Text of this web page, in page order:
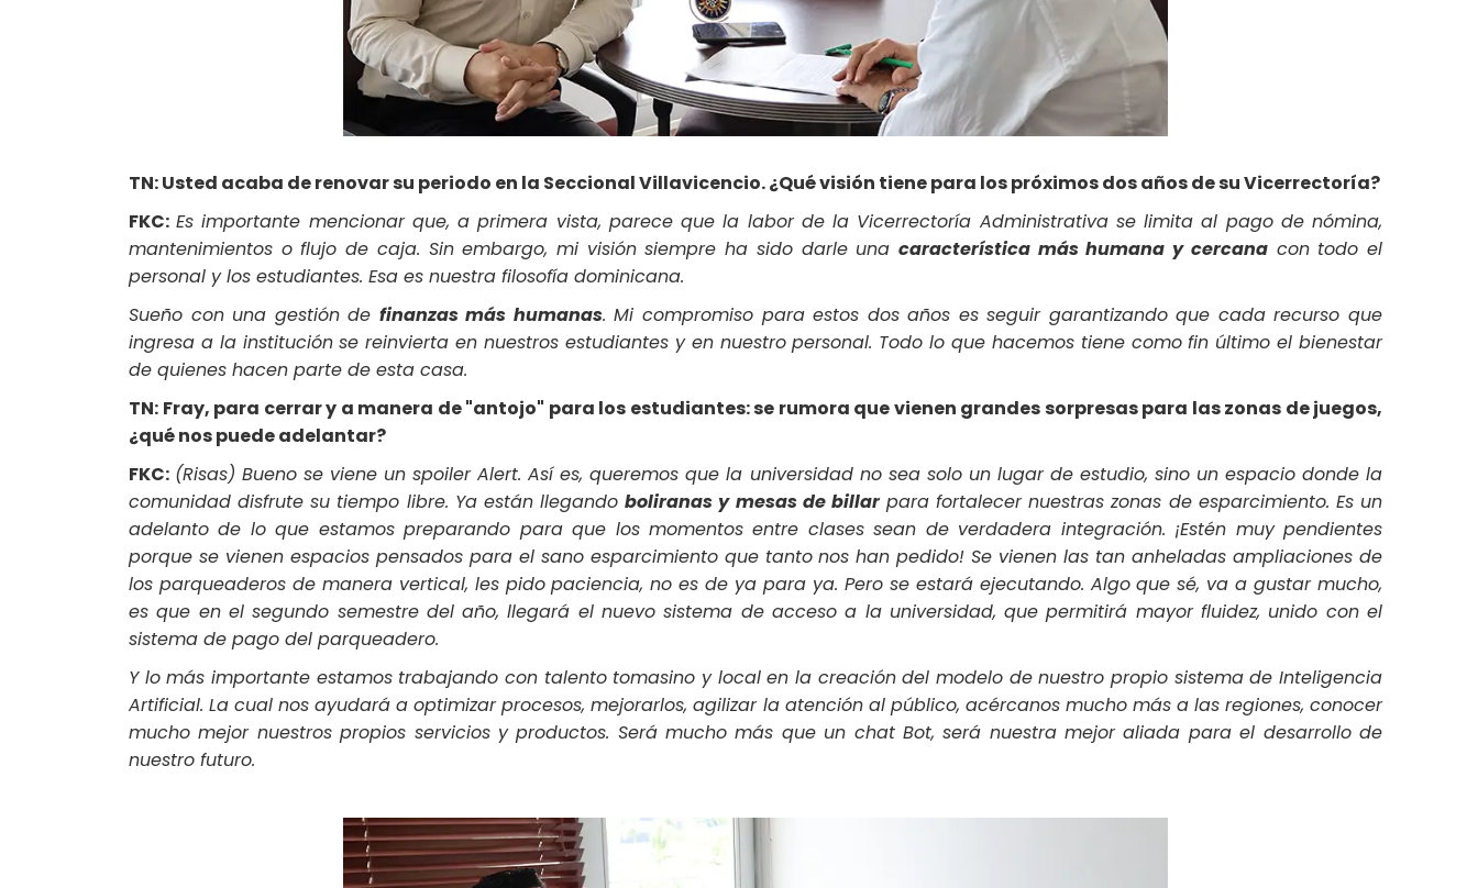
TN: Usted acaba de renovar su periodo en la Seccional Villavicencio. ¿Qué visión tiene para los próximos dos años de su Vicerrectoría?
FKC: Es importante mencionar que, a primera vista, parece que la labor de la Vicerrectoría Administrativa se limita al pago de nómina,
mantenimientos o flujo de caja. Sin embargo, mi visión siempre ha sido darle una característica más humana y cercanacon todo el
personal y los estudiantes. Esa es nuestra filosofía dominicana.
Sueño con una gestión de finanzas más humanas. Mi compromiso para estos dos años es seguir garantizando que cada recurso que
ingresa a la institución se reinvierta en nuestros estudiantes y en nuestro personal. Todo lo que hacemos tiene como fin último el bienestar
de quienes hacen parte de esta casa.
TN: Fray, para cerrar y a manera de "antojo" para los estudiantes: se rumora que vienen grandes sorpresas para las zonas de juegos,
¿qué nos puede adelantar?
FKC: (Risas) Bueno se viene un spoiler Alert. Así es, queremos que la universidad no sea solo un lugar de estudio, sino un espacio donde la
comunidad disfrute su tiempo libre. Ya están llegandoboliranas y mesas de billarpara fortalecer nuestras zonas de esparcimiento. Es un
adelanto de lo que estamos preparando para que los momentos entre clases sean de verdadera integración. ¡Estén muy pendientes
porque se vienen espacios pensados para el sano esparcimiento que tanto nos han pedido! Se vienen las tan anheladas ampliaciones de
los parqueaderos de manera vertical, les pido paciencia, no es de ya para ya. Pero se estará ejecutando. Algo que sé, va a gustar mucho,
es que en el segundo semestre del año, llegará el nuevo sistema de acceso a la universidad, que permitirá mayor fluidez, unido con el
sistema de pago del parqueadero.
Y lo más importante estamos trabajando con talento tomasino y local en la creación del modelo de nuestro propio sistema de Inteligencia
Artificial. La cual nos ayudará a optimizar procesos, mejorarlos, agilizar la atención al público, acércanos mucho más a las regiones, conocer
mucho mejor nuestros propios servicios y productos. Será mucho más que un chat Bot, será nuestra mejor aliada para el desarrollo de
nuestro futuro.